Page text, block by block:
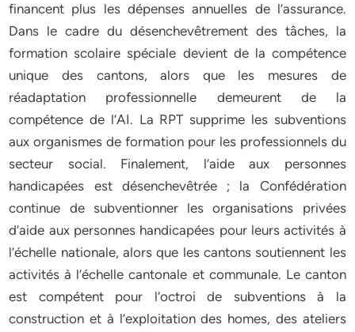
financent plus les dépenses annuelles de l’assurance.
Dans le cadre du désenchevêtrement des tâches, la
formation scolaire spéciale devient de la compétence
unique des cantons, alors que les mesures de
réadaptation professionnelle demeurent de la
compétence de l’AI. La RPT supprime les subventions
aux organismes de formation pour les professionnels du
secteur social. Finalement, l’aide aux personnes
handicapées est désenchevêtrée ; la Confédération
continue de subventionner les organisations privées
d’aide aux personnes handicapées pour leurs activités à
l’échelle nationale, alors que les cantons soutiennent les
activités à l’échelle cantonale et communale. Le canton
est compétent pour l’octroi de subventions à la
construction et à l’exploitation des homes, des ateliers